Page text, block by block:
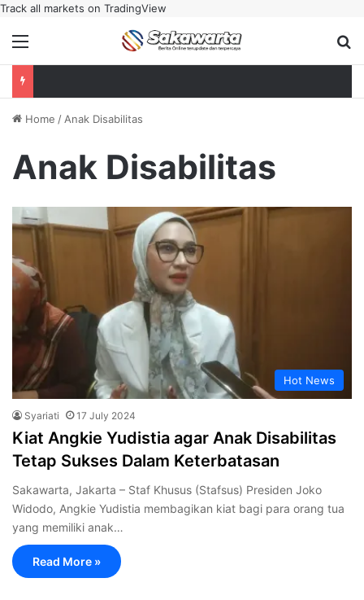
Track all markets on TradingView
Menu
Home /Anak Disabilitas
Anak Disabilitas
Hot News
Syariati 17 July 2024
Kiat Angkie Yudistia agar Anak Disabilitas
Tetap Sukses Dalam Keterbatasan
Sakawarta, Jakarta – Staf Khusus (Stafsus) Presiden Joko
Widodo, Angkie Yudistia membagikan kiat bagi para orang tua
yang memiliki anak…
Read More »